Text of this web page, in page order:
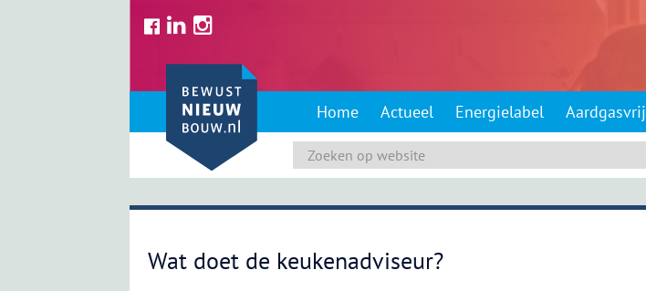
Home Actueel Energielabel Aardgasvrij
Wat doet de keukenadviseur?